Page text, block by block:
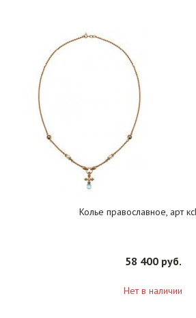
Колье православное, арт
58 400 руб.
Нет в наличии